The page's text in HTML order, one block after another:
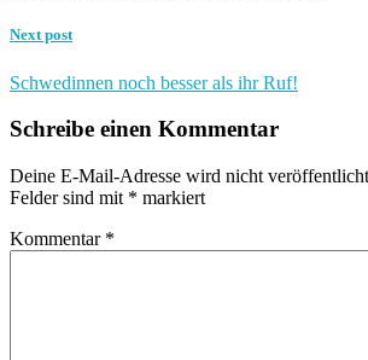
Next post
Schwedinnen noch besser als ihr Ruf!
Schreibe einen Kommentar
Deine E-Mail-Adresse wird nicht
Felder sind mit * markiert
Kommentar *